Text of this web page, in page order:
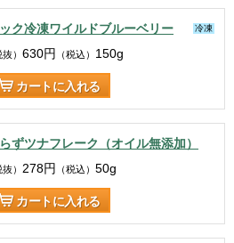
ク冷凍ワイルドブルーベリー 冷凍
抜） 630円 （税込） 150g
カートに入れる
ずツナフレーク（オイル無添加）
抜） 278円 （税込） 50g
カートに入れる